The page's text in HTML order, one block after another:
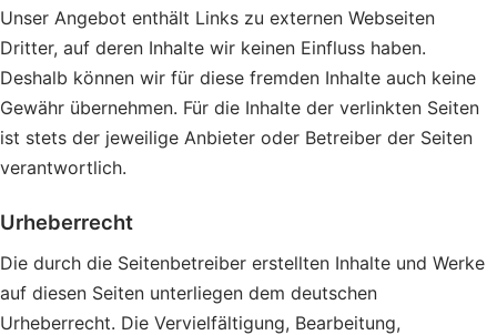
Unser Angebot enthält Links zu externen Webseiten
Dritter, auf deren Inhalte wir keinen Einfluss haben.
Deshalb können wir für diese fremden Inhalte auch keine
Gewähr übernehmen. Für die Inhalte der verlinkten Seiten
ist stets der jeweilige Anbieter oder Betreiber der Seiten
verantwortlich.
Urheberrecht
Die durch die Seitenbetreiber erstellten Inhalte und Werke
auf diesen Seiten unterliegen dem deutschen
Urheberrecht. Die Vervielfältigung, Bearbeitung,